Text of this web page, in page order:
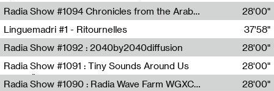
Jérôme Game,Jean-Michel Espitallier
Radia Show #1094 Chronicles from the Arab Cold War by Ghazi Barakat
Reboot.fm
28'00"
Linguemadri #1 - Ritournelles
Meris Angioletti
37'58"
Radia Show #1092 : 2040by2040diffusion
Diffusion FM
28'00"
Radia Show #1091 : Tiny Sounds Around Us
Radio Študent
28'00"
Radia Show #1090 : Radia Wave Farm WGXC Corey De Juan Sherrard Jr Startalk
28'00"